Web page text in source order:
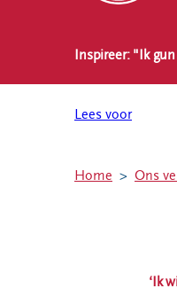
ENInspireer: "Ik
Lees voor
Home Ons
‘Ik